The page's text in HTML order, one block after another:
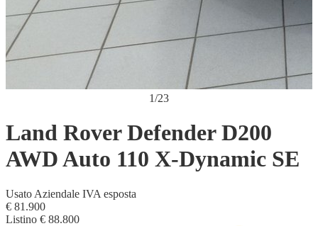
1/23
Land Rover Defender D200
AWD Auto 110 X-Dynamic SE
Usato Aziendale IVA esposta
€ 81.900
Listino € 88.800